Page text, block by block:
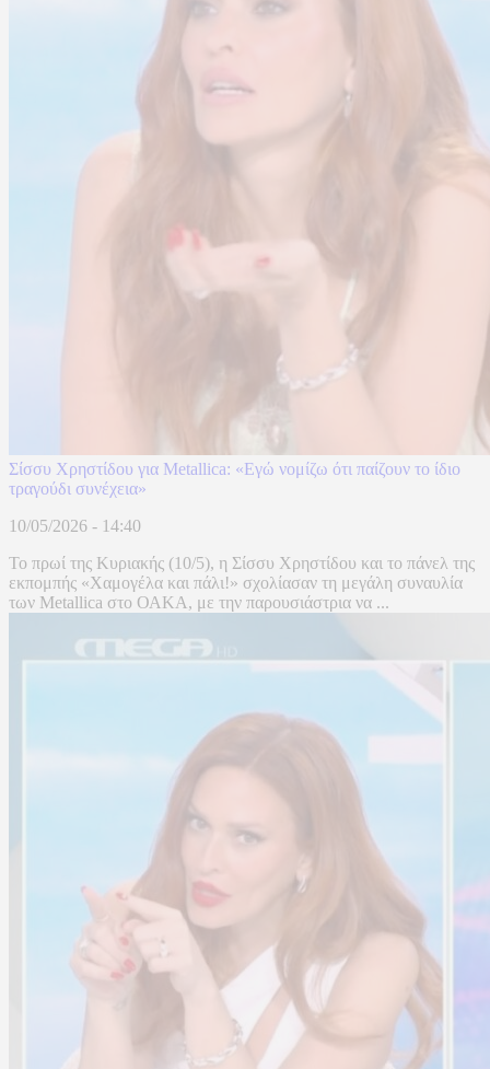
Σίσσυ Χρηστίδου για Metallica: «Εγώ νομίζω ότι παίζουν το ίδιο
τραγούδι συνέχεια»
10/05/2026 - 14:40
Το πρωί της Κυριακής (10/5), η Σίσσυ Χρηστίδου και το πάνελ της
εκπομπής «Χαμογέλα και πάλι!» σχολίασαν τη μεγάλη συναυλία
των Metallica στο ΟΑΚΑ, με την παρουσιάστρια να ...